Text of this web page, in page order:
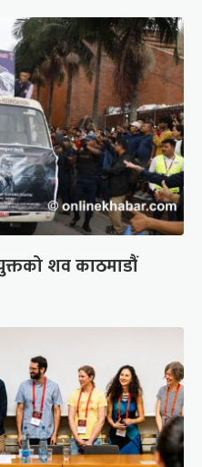
शव काठमाडौं